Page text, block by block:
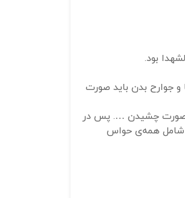
بود.
و جوارح بدن باید صورت
صورت چشیدن …. پس در
شامل همه‌ی حواس